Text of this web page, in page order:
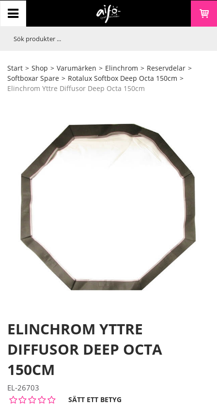
Start > Shop > Varumärken > Elinchrom > Reservdelar >
Softboxar Spare > Rotalux Softbox Deep Octa 150cm >
Elinchrom Yttre Diffusor Deep Octa 150cm
ELINCHROM YTTRE
DIFFUSOR DEEP OCTA
150CM
EL-26703
SÄTT ETT BETYG